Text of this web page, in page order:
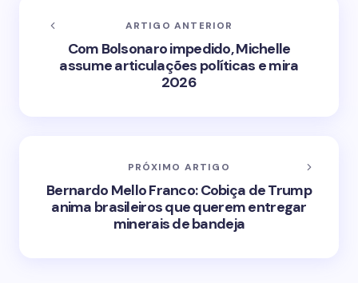
ARTIGO ANTERIOR
Com Bolsonaro impedido, Michelle
assume articulações políticas e mira
2026
PRÓXIMO ARTIGO
Bernardo Mello Franco: Cobiça de Trump
anima brasileiros que querem entregar
minerais de bandeja